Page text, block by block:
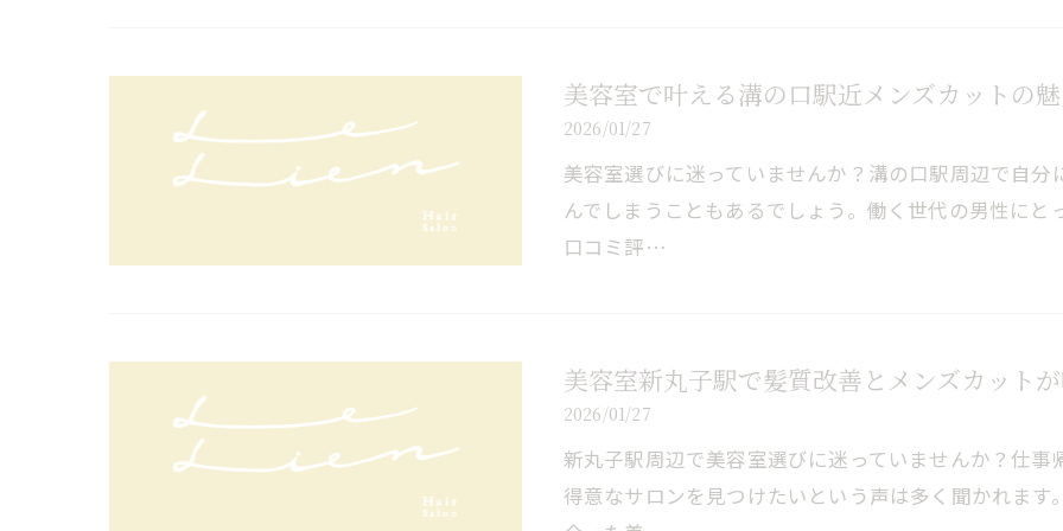
美容室で叶える溝の口駅近メンズカットの
2026/01/27
美容室選びに迷っていませんか？溝の口駅周辺で自
んでしまうこともあるでしょう。働く世代の男性に
口コミ評…
美容室新丸子駅で髪質改善とメンズカット
2026/01/27
新丸子駅周辺で美容室選びに迷っていませんか？仕
得意なサロンを見つけたいという声は多く聞かれま